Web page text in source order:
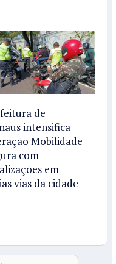
de
intensifica
Mobilidade
com
em
vias da cidade